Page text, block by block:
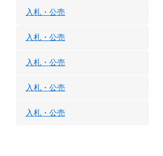
入札・公売
入札・公売
入札・公売
入札・公売
入札・公売